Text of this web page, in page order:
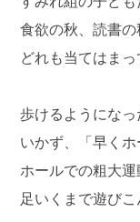
食欲の秋、読書
どれも当てはまっ
歩けるようにな
いかず、「早くホ
ホールでの粗大
足いくまで遊び